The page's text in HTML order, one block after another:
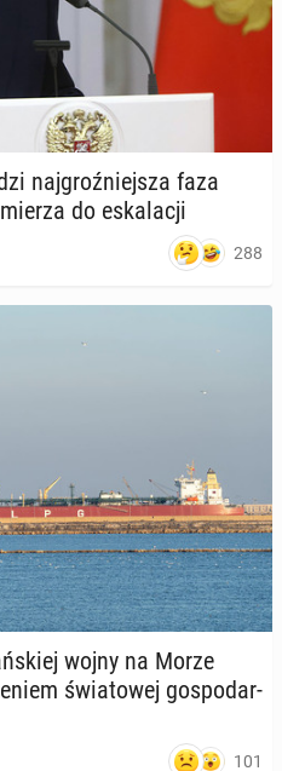
naj­groź­niej­sza faza
do eska­la­cji
288
wojny na Morze
świa­to­wej go­spo­dar­
101